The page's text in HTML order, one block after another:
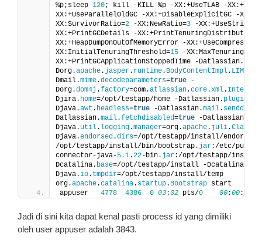
%p;sleep 120; kill -KILL %p -XX:+UseTLAB -
XX:+UseParallelOldGC -XX:+DisableExplicitGC -
XX:SurvivorRatio=2 -XX:NewRatio=3 -
XX:+PrintGCDetails -XX:+PrintTenuringDistribution -
XX:+HeapDumpOnOutOfMemoryError -
XX:InitialTenuringThreshold=15 -
XX:+PrintGCApplicationStoppedTime -Datlassian.
Dorg.apache. jasper. runtime. BodyContentImpl.
Dmail.mime.decodeparameters=true -
Dorg.dom4j .factory=com.atlassian.core.xml.
Djira. home=/opt/testapp/home -Datlassian. plugins
Djava.awt . headless=true -Datlassian.mail.
Datlassian.mail.fetchdisabled=true -Datlassian.
Djava. util. logging.manager=org.apache. juli.
Djava.endorsed.dirs=/opt/testapp/install/endorsed
/opt/testapp/install/bin/bootstrap. jar:/etc/
connector-java-5.1.22-bin. jar:/opt/testapp/
Dcatalina. base=/opt/testapp/install -Dcatalina.
Djava.io. tmpdir=/opt/testapp/install/temp
org.apache.catalina. startup. Bootstrap start
appuser 4778 4386 0 03:02 pts/0 00:00:
Jadi di sini kita dapat kenal pasti process id yang dimiliki
oleh user appuser adalah 3843.